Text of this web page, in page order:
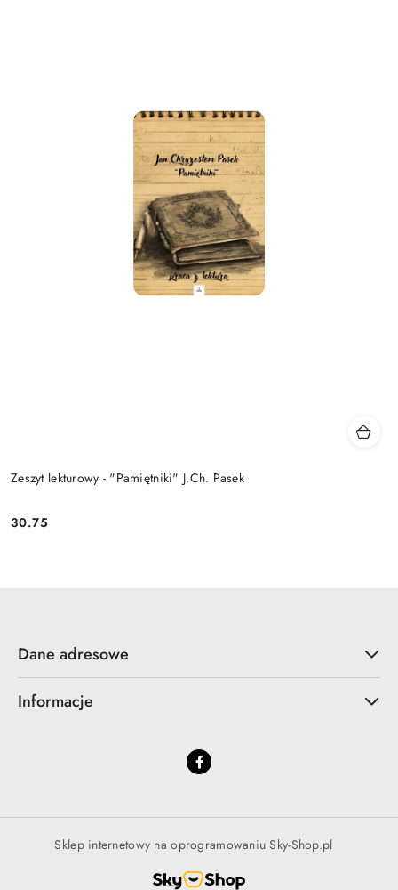
Zeszyt lekturowy - "Pamiętniki" J.Ch. Pasek
Cena:
30.75
Dane adresowe
Informacje
Sklep internetowy na oprogramowaniu Sky-Shop.pl